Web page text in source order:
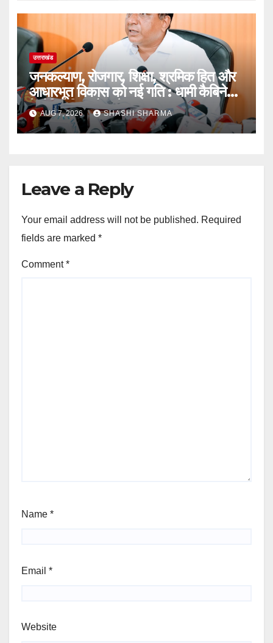
बधाई
उत्तराखंड
जनकल्याण, रोजगार, शिक्षा, श्रमिक हित और
आधारभूत विकास को नई गति : धामी कैबिनेट
के ऐतिहासिक फैसले
AUG 7, 2026 SHASHI SHARMA
Leave a Reply
Your email address will not be published. Required
fields are marked *
Comment*
Name *
Email *
Website